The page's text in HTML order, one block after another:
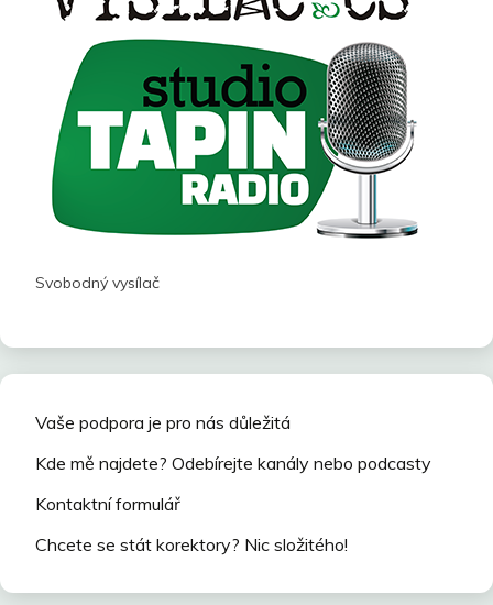
Svobodný vysílač
Vaše podpora je pro nás důležitá
Kde mě najdete? Odebírejte kanály nebo podcasty
Kontaktní formulář
Chcete se stát korektory? Nic složitého!